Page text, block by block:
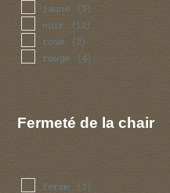
jaune (3)
noir (12)
rose (3)
rouge (4)
Fermeté de la chair
ferme (3)